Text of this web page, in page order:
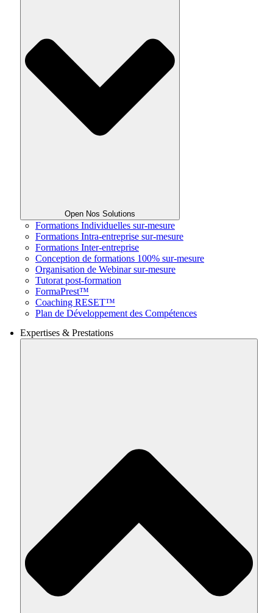
Open Nos Solutions
Formations Individuelles sur-mesure
Formations Intra-entreprise sur-mesure
Formations Inter-entreprise
Conception de formations 100% sur-mesure
Organisation de Webinar sur-mesure
Tutorat post-formation
FormaPrest™
Coaching RESET™
Plan de Développement des Compétences
Expertises & Prestations